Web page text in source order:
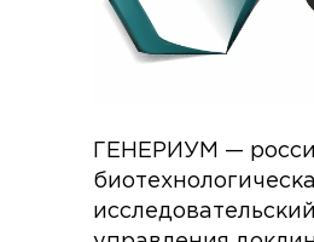
ГЕНЕРИУМ —